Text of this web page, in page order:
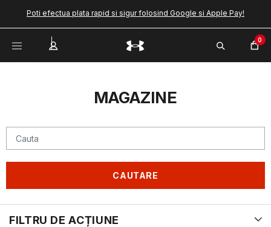
Poti efectua plata rapid si sigur folosind Google si Apple Pay!
0
MAGAZINE
CAUTARE
FILTRU DE ACȚIUNE